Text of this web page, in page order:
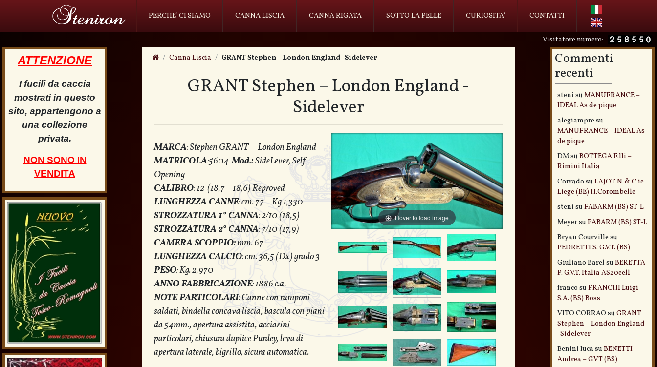
PERCHE’ CI SIAMO CANNA LISCIA CANNA RIGATA SOTTO LA PELLE CURIOSITA’ CONTATTI
Visitatore numero:
ATTENZIONE
I fucili da caccia
mostrati in questo
sito, appartengono a
una collezione
privata.
NON SONO IN
VENDITA
Canna Liscia GRANT Stephen – London England -Sidelever
GRANT Stephen – London England -
Sidelever
MARCA: Stephen GRANT – London England
MATRICOLA:5604Mod.:SideLever, Self
Opening
CALIBRO: 12 (18,7 – 18,6) Reproved
LUNGHEZZA CANNE: cm. 77 – Kg 1,330
STROZZATURA 1° CANNA: 2/10 (18,5)
STROZZATURA 2° CANNA: 7/10 (17,9)
CAMERA SCOPPIO:mm. 67
LUNGHEZZA CALCIO: cm. 36,5 (Dx) grado 3
PESO: Kg. 2,970
ANNO FABBRICAZIONE: 1886 c.a.
NOTE PARTICOLARI: Canne con ramponi
saldati, bindella concava liscia, bascula con piani
da 54mm., apertura assistita, acciarini
particolari, chiusura duplice Purdey, leva di
apertura laterale, bigrillo, sicura automatica.
Hover to load image
Commenti
recenti
steni su MANUFRANCE –
IDEAL As de pique
alegiampre su
MANUFRANCE – IDEAL As
de pique
DMsu BOTTEGA F.lli –
Rimini Italia
Corrado su LAJOT N. & C.ie
Liege (BE) H.Corombelle
steni su FABARM (BS) ST-L
Meyersu FABARM (BS) ST-L
Bryan Courville su
PEDRETTI S. G.V.T. (BS)
Giuliano Barel su BERETTA
P. G.V.T. Italia AS20eell
franco su FRANCHI Luigi
S.A. (BS) Boss
VITO CORRAO su GRANT
Stephen – London England
-Sidelever
Benini luca su BENETTI
Andrea – GVT (BS)